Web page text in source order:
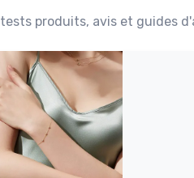
tests produits, avis et guides